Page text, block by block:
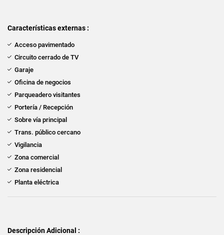
Características externas :
Acceso pavimentado
Circuito cerrado de TV
Garaje
Oficina de negocios
Parqueadero visitantes
Portería / Recepción
Sobre vía principal
Trans. público cercano
Vigilancia
Zona comercial
Zona residencial
Planta eléctrica
Descripción Adicional :